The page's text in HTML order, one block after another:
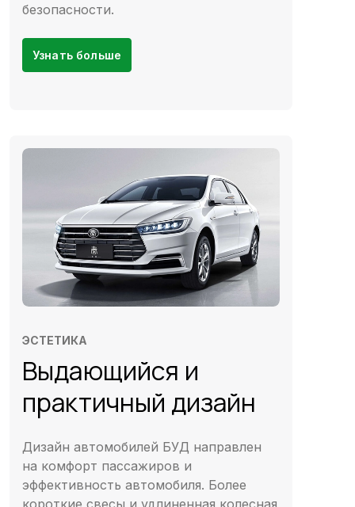
безопасности.
Узнать больше
ЭСТЕТИКА
Выдающийся и
практичный дизайн
Дизайн автомобилей БУД направлен
на комфорт пассажиров и
эффективность автомобиля. Более